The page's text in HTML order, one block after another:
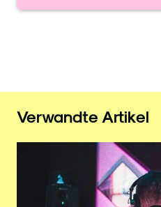
Verwandte Artikel